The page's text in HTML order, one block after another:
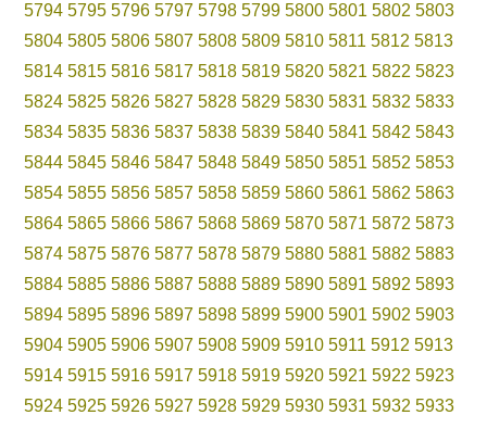
5794 5795 5796 5797 5798 5799 5800 5801 5802 5803
5804 5805 5806 5807 5808 5809 5810 5811 5812 5813
5814 5815 5816 5817 5818 5819 5820 5821 5822 5823
5824 5825 5826 5827 5828 5829 5830 5831 5832 5833
5834 5835 5836 5837 5838 5839 5840 5841 5842 5843
5844 5845 5846 5847 5848 5849 5850 5851 5852 5853
5854 5855 5856 5857 5858 5859 5860 5861 5862 5863
5864 5865 5866 5867 5868 5869 5870 5871 5872 5873
5874 5875 5876 5877 5878 5879 5880 5881 5882 5883
5884 5885 5886 5887 5888 5889 5890 5891 5892 5893
5894 5895 5896 5897 5898 5899 5900 5901 5902 5903
5904 5905 5906 5907 5908 5909 5910 5911 5912 5913
5914 5915 5916 5917 5918 5919 5920 5921 5922 5923
5924 5925 5926 5927 5928 5929 5930 5931 5932 5933